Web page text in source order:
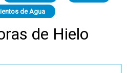
de Agua
de Hielo